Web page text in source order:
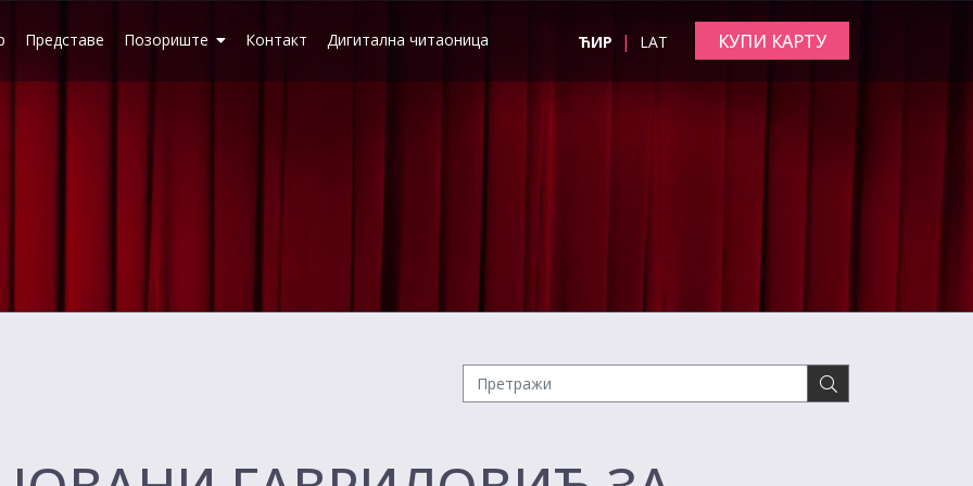
Представе Позориште Контакт Дигитална читаоница ЋИР | LAT КУПИ КАРТУ